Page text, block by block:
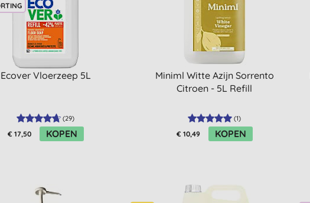
Ecover Vloerzeep 5L
(29)
€ 17,50 KOPEN
Miniml Witte Azijn Sorrento
Citroen - 5L Refill
(1)
€ 10,49 KOPEN